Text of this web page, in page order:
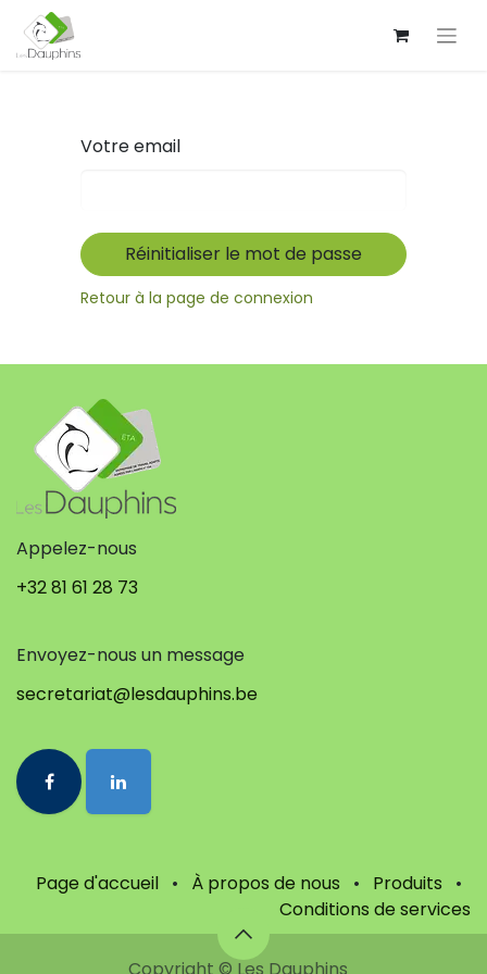
Votre email
Réinitialiser le mot de passe
Retour à la page de connexion
Appelez-nous
+32 81 61 28 73
Envoyez-nous un message
secretariat@lesdauphins.be
Page d'accueil • À propos de nous • Produits
•
Conditions de services
Copyright © Les Dauphins